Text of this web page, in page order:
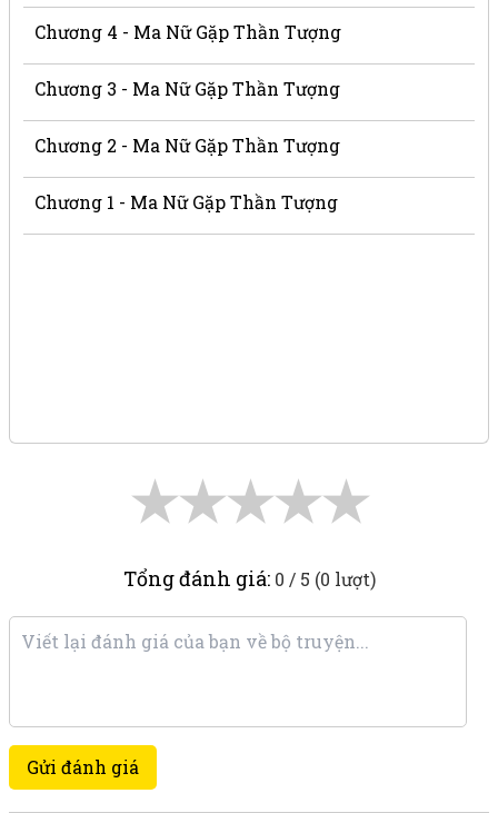
Chương 4 - Ma Nữ Gặp Thần Tượng
Chương 3 - Ma Nữ Gặp Thần Tượng
Chương 2 - Ma Nữ Gặp Thần Tượng
Chương 1 - Ma Nữ Gặp Thần Tượng
★
★
★
★
★
Tổng đánh giá: 0 / 5 (0 lượt)
Gửi đánh giá